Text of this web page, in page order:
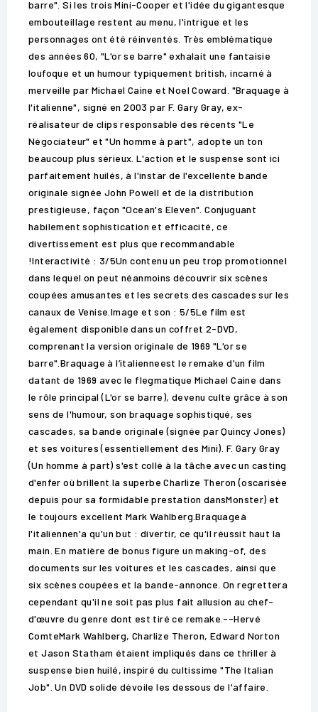
barre". Si les trois Mini-Cooper et l'idée du gigantesque
embouteillage restent au menu, l'intrigue et les
personnages ont été réinventés. Très emblématique
des années 60, "L'or se barre" exhalait une fantaisie
loufoque et un humour typiquement british, incarné à
merveille par Michael Caine et Noel Coward. "Braquage à
l'italienne", signé en 2003 par F. Gary Gray, ex-
réalisateur de clips responsable des récents "Le
Négociateur" et "Un homme à part", adopte un ton
beaucoup plus sérieux. L'action et le suspense sont ici
parfaitement huilés, à l'instar de l'excellente bande
originale signée John Powell et de la distribution
prestigieuse, façon "Ocean's Eleven". Conjuguant
habilement sophistication et efficacité, ce
divertissement est plus que recommandable
!Interactivité : 3/5Un contenu un peu trop promotionnel
dans lequel on peut néanmoins découvrir six scènes
coupées amusantes et les secrets des cascades sur les
canaux de Venise.Image et son : 5/5Le film est
également disponible dans un coffret 2-DVD,
comprenant la version originale de 1969 "L'or se
barre".Braquage à l’italienneest le remake d'un film
datant de 1969 avec le flegmatique Michael Caine dans
le rôle principal (L'or se barre), devenu culte grâce à son
sens de l'humour, son braquage sophistiqué, ses
cascades, sa bande originale (signée par Quincy Jones)
et ses voitures (essentiellement des Mini). F. Gary Gray
(Un homme à part) s'est collé à la tâche avec un casting
d'enfer où brillent la superbe Charlize Theron (oscarisée
depuis pour sa formidable prestation dansMonster) et
le toujours excellent Mark Wahlberg.Braquageà
l'italiennen'a qu'un but : divertir, ce qu'il réussit haut la
main. En matière de bonus figure un making-of, des
documents sur les voitures et les cascades, ainsi que
six scènes coupées et la bande-annonce. On regrettera
cependant qu'il ne soit pas plus fait allusion au chef-
d'œuvre du genre dont est tiré ce remake.--Hervé
ComteMark Wahlberg, Charlize Theron, Edward Norton
et Jason Statham étaient impliqués dans ce thriller à
suspense bien huilé, inspiré du cultissime "The Italian
Job". Un DVD solide dévoile les dessous de l'affaire.